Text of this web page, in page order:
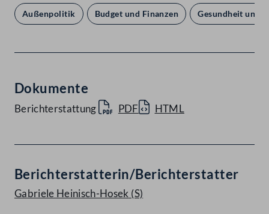
Außenpolitik Budget und Finanzen Gesundheit und
Dokumente
Berichterstattung PDF HTML
Berichterstatterin/Berichterstatter
Gabriele Heinisch-Hosek (S)